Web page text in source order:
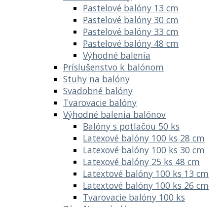
Pastelové balóny 13 cm
Pastelové balóny 30 cm
Pastelové balóny 33 cm
Pastelové balóny 48 cm
Výhodné balenia
Príslušenstvo k balónom
Stuhy na balóny
Svadobné balóny
Tvarovacie balóny
Výhodné balenia balónov
Balóny s potlačou 50 ks
Latexové balóny 100 ks 28 cm
Latexové balóny 100 ks 30 cm
Latexové balóny 25 ks 48 cm
Latextové balóny 100 ks 13 cm
Latextové balóny 100 ks 26 cm
Tvarovacie balóny 100 ks